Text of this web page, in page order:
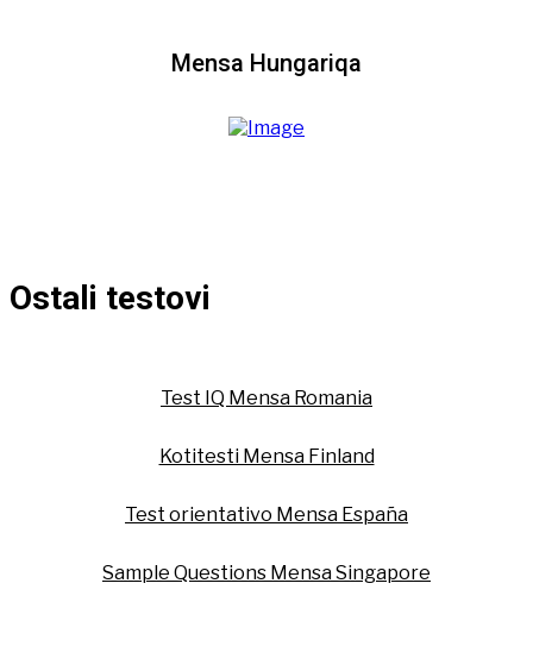
Mensa Hungariqa
Ostali testovi
Test IQ Mensa Romania
Kotitesti Mensa Finland
Test orientativo Mensa España
Sample Questions Mensa Singapore